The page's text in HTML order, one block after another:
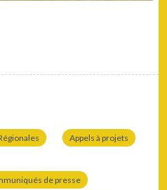
Appels à projets
de presse